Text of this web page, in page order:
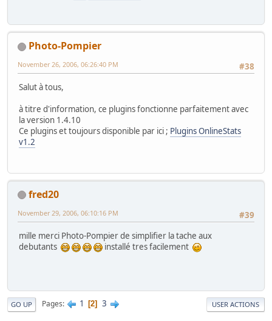
Photo-Pompier
#38
November 26, 2006, 06:26:40 PM
Salut à tous,
à titre d'information, ce plugins fonctionne parfaitement avec
la version 1.4.10
Ce plugins et toujours disponible par ici ; Plugins OnlineStats
v1.2
fred20
#39
November 29, 2006, 06:10:16 PM
mille merci Photo-Pompier de simplifier la tache aux
debutants
installé tres facilement
GO UP Pages 1 2 3 USER ACTIONS